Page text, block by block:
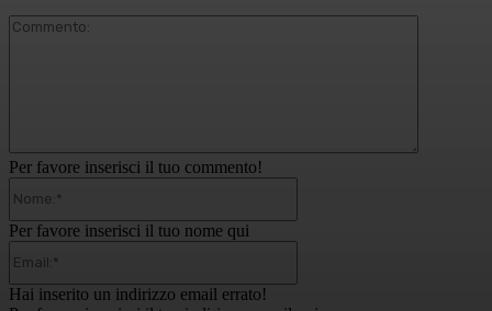
Per favore inserisci il tuo commento!
Per favore inserisci il tuo nome qui
Hai inserito un indirizzo email errato!